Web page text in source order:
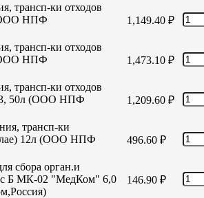
трансп-ки отходов
НПФ
1,149.40 ₽
трансп-ки отходов
НПФ
1,473.10 ₽
трансп-ки отходов
50л (ООО НПФ
1,209.60 ₽
трансп-ки
12л (ООО НПФ
496.60 ₽
сбора орган.и
Б МК-02 "МедКом" 6,0
146.90 ₽